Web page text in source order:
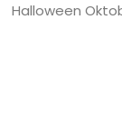
Halloween